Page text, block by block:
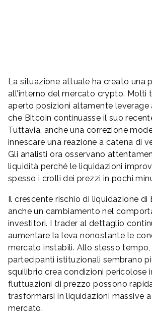
La situazione attuale ha creato una
all’interno del mercato crypto. Molti
aperto posizioni altamente leverage
che Bitcoin continuasse il suo
Tuttavia, anche una correzione
innescare una reazione a catena di
Gli analisti ora osservano
liquidità perché le liquidazioni
spesso i crolli dei prezzi in pochi
Il crescente rischio di liquidazione
anche un cambiamento nel
investitori. I trader al dettaglio
aumentare la leva nonostante le
mercato instabili. Allo stesso tempo,
partecipanti istituzionali sembrano
squilibrio crea condizioni pericolose
fluttuazioni di prezzo possono
trasformarsi in liquidazioni massive
mercato.